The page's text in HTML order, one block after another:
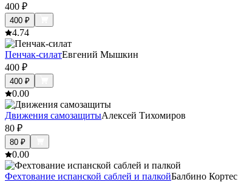
400 ₽
400 ₽
4.74
Пенчак-силатЕвгений Мышкин
400 ₽
400 ₽
0.00
Движения самозащитыАлексей Тихомиров
80 ₽
80 ₽
0.00
Фехтование испанской саблей и палкойБалбино Кортес